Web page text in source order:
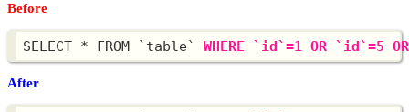
Before
SELECT * FROM `table` WHERE `id`=1 OR `id`=5
After